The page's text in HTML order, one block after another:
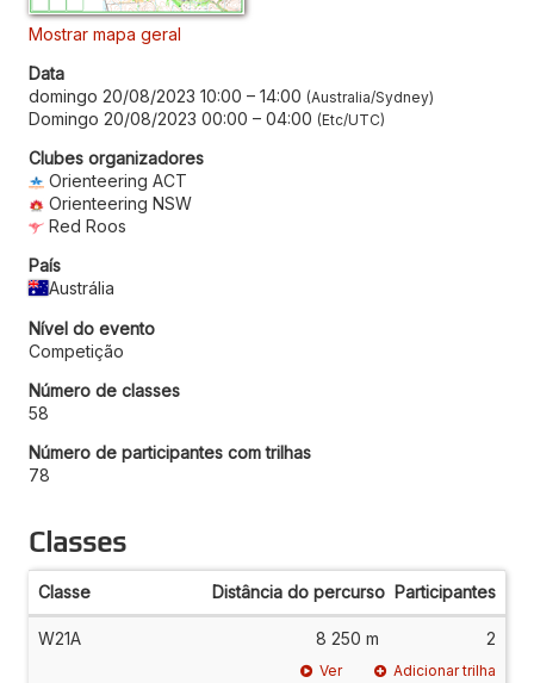
Mostrar mapa geral
Data
domingo 20/08/2023 10:00 – 14:00 Australia/Sydney
Domingo 20/08/2023 00:00 – 04:00 Etc/UTC
Clubes organizadores
Orienteering ACT
Orienteering NSW
Red Roos
País
Austrália
Nível do evento
Competição
Número de classes
58
Número de participantes com trilhas
78
Classes
Classe Distância do percurso Participantes
W21A 8 250 m 2
Ver Adicionar trilha